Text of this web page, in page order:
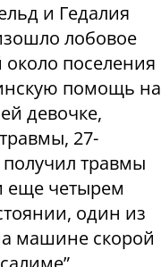
и Гедалия
лобовое
поселения
помощь на
девочке,
27-
травмы
еще четырем
один из
машине скорой